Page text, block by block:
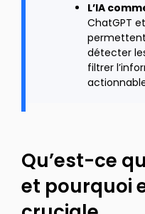
L’IA
ChatGPT
détecter
filtrer
Qu’est-ce
et pourquoi